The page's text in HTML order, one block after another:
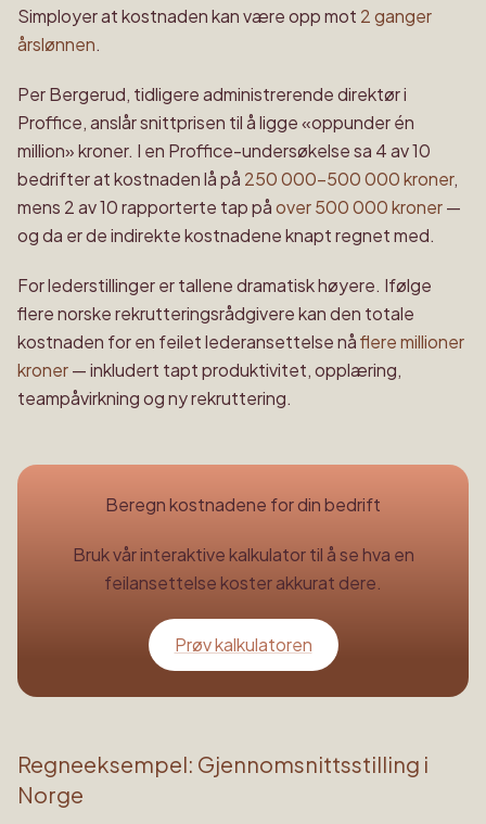
Simployer at kostnaden kan være opp mot 2 ganger
årslønnen.
Per Bergerud, tidligere administrerende direktør i
Proffice, anslår snittprisen til å ligge «oppunder én
million» kroner. I en Proffice-undersøkelse sa 4 av 10
bedrifter at kostnaden lå på 250 000–500 000 kroner,
mens 2 av 10 rapporterte tap påover 500 000 kroner—
og da er de indirekte kostnadene knapt regnet med.
For lederstillinger er tallene dramatisk høyere. Ifølge
flere norske rekrutteringsrådgivere kan den totale
kostnaden for en feilet lederansettelse nåflere millioner
kroner— inkludert tapt produktivitet, opplæring,
teampåvirkning og ny rekruttering.
Beregn kostnadene for din bedrift
Bruk vår interaktive kalkulator til å se hva en
feilansettelse koster akkurat dere.
Prøv kalkulatoren
Regneeksempel: Gjennomsnittsstilling i
Norge